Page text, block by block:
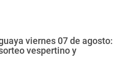
viernes 07 de agosto:
vespertino y